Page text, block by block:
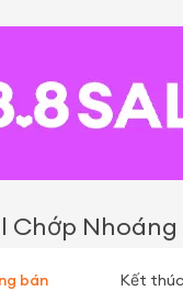
Chớp Nhoáng
bán Kết